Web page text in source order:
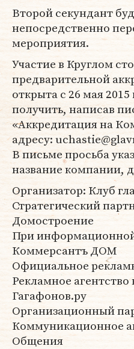
Второй секундант
непосредственно
мероприятия.
Участие в Круглом
предварительной
открыта с 26 мая
получить, написав
«Аккредитация на
адресу:
В письме просьба
название компании,
Организатор: Клуб
Стратегический
Домостроение
При
Коммерсантъ ДОМ
Официальное
Рекламное
Гагафонов.ру
Организационный
Коммуникационное
Общения